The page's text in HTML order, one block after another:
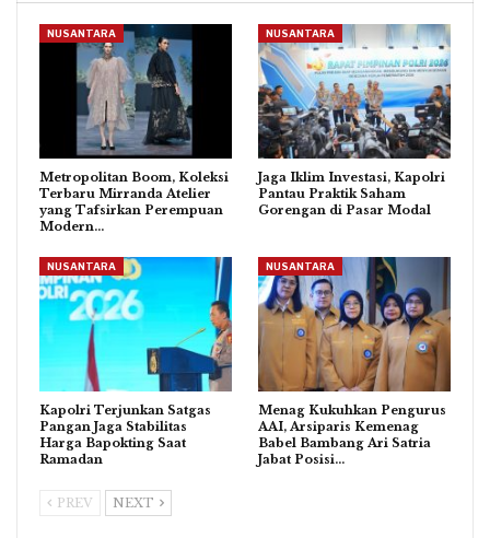
NUSANTARA
Metropolitan Boom, Koleksi
Terbaru Mirranda Atelier
yang Tafsirkan Perempuan
Modern…
NUSANTARA
Jaga Iklim Investasi, Kapolri
Pantau Praktik Saham
Gorengan di Pasar Modal
NUSANTARA
Kapolri Terjunkan Satgas
Pangan Jaga Stabilitas
Harga Bapokting Saat
Ramadan
NUSANTARA
Menag Kukuhkan Pengurus
AAI, Arsiparis Kemenag
Babel Bambang Ari Satria
Jabat Posisi…
PREV NEXT